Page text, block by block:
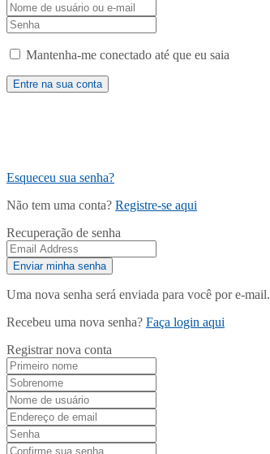
Mantenha-me conectado até que eu saia
Esqueceu sua senha?
Não tem uma conta? Registre-se aqui
Recuperação de senha
Uma nova senha será enviada para você por e-mail.
Recebeu uma nova senha? Faça login aqui
Registrar nova conta